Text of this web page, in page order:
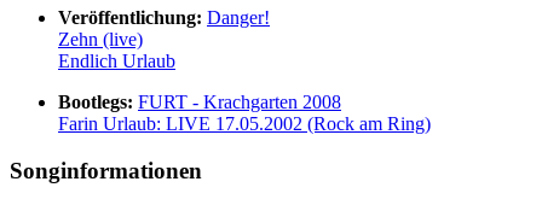
Veröffentlichung: Danger!
Zehn (live)
Endlich Urlaub
Bootlegs: FURT - Krachgarten 2008
Farin Urlaub: LIVE 17.05.2002 (Rock am Ring)
Songinformationen